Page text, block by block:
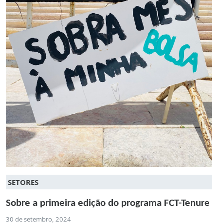
SETORES
Sobre a primeira edição do programa FCT-Tenure
30 de setembro, 2024